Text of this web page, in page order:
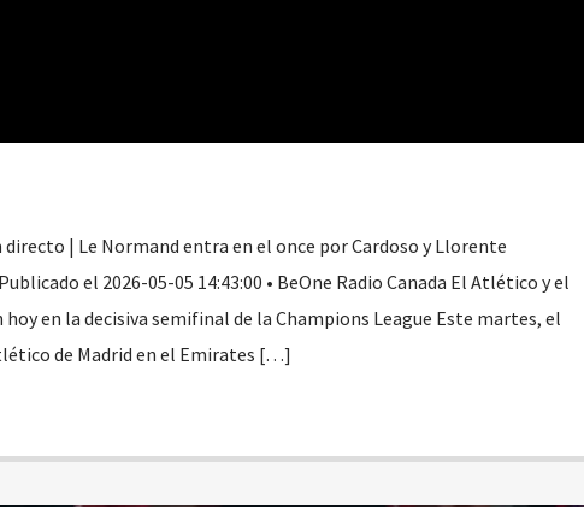
| Le Normand entra en el once por Cardoso y Llorente
el 2026-05-05 14:43:00 • BeOne Radio Canada El Atlético y el
en la decisiva semifinal de la Champions League Este martes, el
de Madrid en el Emirates […]